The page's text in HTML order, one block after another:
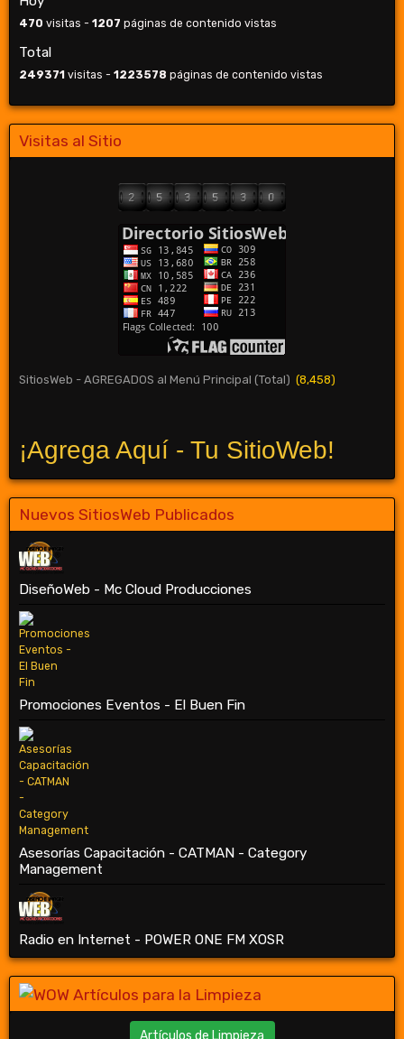
470 visitas - 1207 páginas de contenido vistas
Total
249371 visitas - 1223578 páginas de contenido vistas
Visitas al Sitio
SitiosWeb - AGREGADOS al Menú Principal (Total) (8,458)
¡Agrega Aquí - Tu SitioWeb!
Nuevos SitiosWeb Publicados
DiseñoWeb - Mc Cloud Producciones
Promociones Eventos - El Buen Fin
Asesorías Capacitación - CATMAN - Category
Management
Radio en Internet - POWER ONE FM XOSR
Artículos de Limpieza